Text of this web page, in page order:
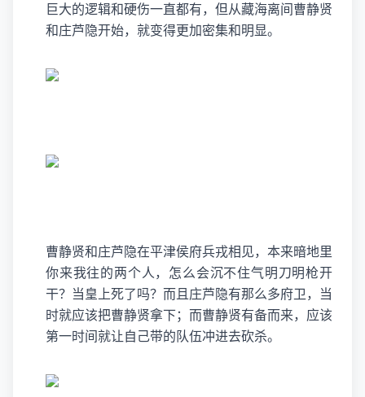
巨大的逻辑和硬伤一直都有，但从藏海离间曹静贤
和庄芦隐开始，就变得更加密集和明显。
曹静贤和庄芦隐在平津侯府兵戎相见，本来暗地里
你来我往的两个人，怎么会沉不住气明刀明枪开
干？当皇上死了吗？而且庄芦隐有那么多府卫，当
时就应该把曹静贤拿下；而曹静贤有备而来，应该
第一时间就让自己带的队伍冲进去砍杀。